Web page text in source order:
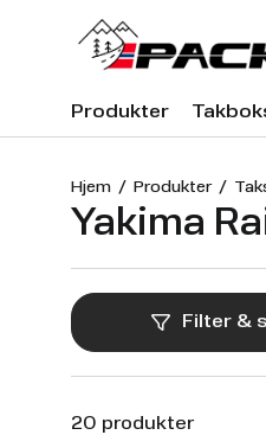
Produkter
Hjem Produkter
Yakima
Filter &
20 produkter